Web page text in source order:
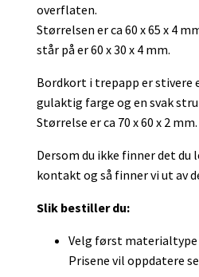
overflaten.
Størrelsen er ca 60 x 65 x 4
står på er 60 x 30 x 4 mm.
Bordkort i trepapp er stivere
gulaktig farge og en svak
Størrelse er ca 70 x 60 x 2 mm.
Dersom du ikke finner det du
kontakt og så finner vi ut av
Slik bestiller du:
Velg først materialtype
Prisene vil oppdatere